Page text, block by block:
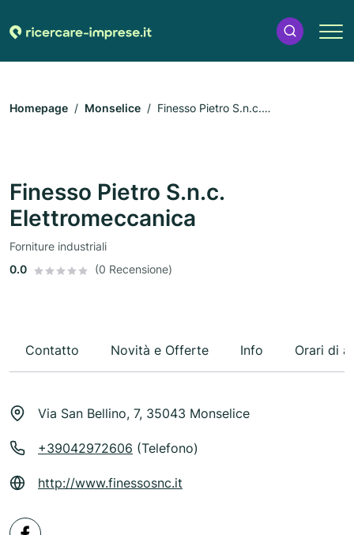
Homepage Monselice
Finesso Pietro S.n.c.
Finesso Pietro S.n.c.
Elettromeccanica
Forniture industriali
0.0
(0 Recensione)
Contatto Novità e Offerte Info Orari di
Via San Bellino, 7, 35043 Monselice
+39042972606 (Telefono)
http://www.finessosnc.it